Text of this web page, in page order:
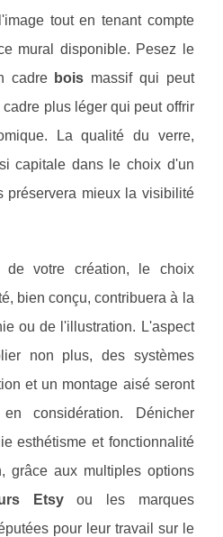
tout en tenant compte
mural disponible. Pesez le
cadre bois massif qui peut
plus léger qui peut offrir
La qualité du verre,
capitale dans le choix d'un
préservera mieux la visibilité
votre création, le choix
bien conçu, contribuera à la
ou de l'illustration. L'aspect
non plus, des systèmes
et un montage aisé seront
considération. Dénicher
esthétisme et fonctionnalité
grâce aux multiples options
Etsyou les marques
pour leur travail sur le